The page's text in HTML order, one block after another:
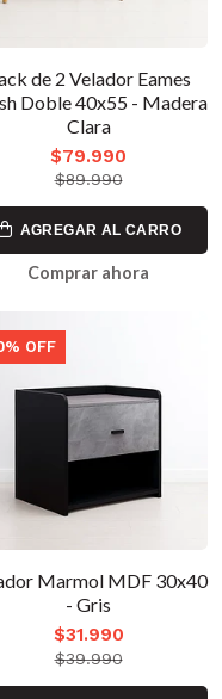
de 2 Velador Eames
Doble 40x55 - Madera
Clara
$79.990
$89.990
AGREGAR AL CARRO
Comprar ahora
OFF
Marmol MDF 30x40
- Gris
$31.990
$39.990